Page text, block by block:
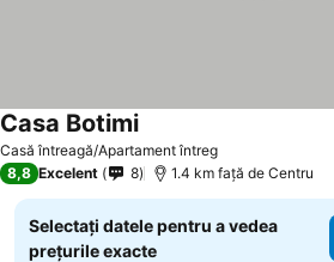
Casă întreagă/Apartament întreg
Casa BotimiVedeți prețurile
8,8 Excelent 8 1.4 km faţă de Centru
Selectați datele pentru a vedea
prețurile exacte